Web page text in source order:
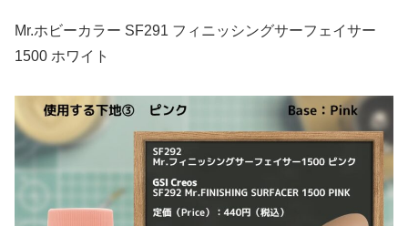
Mr.ホビーカラー SF291 フィニッシングサーフェイサー
1500 ホワイト